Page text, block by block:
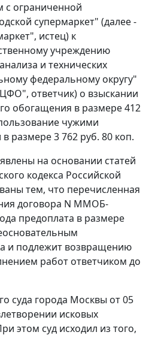
с ограниченной
супермаркет" (далее -
истец) к
учреждению
и технических
федеральному округу"
ответчик) о взыскании
обогащения в размере 412
чужими
размере 3 762 руб. 80 коп.
на основании статей
кодекса Российской
тем, что перечисленная
договора N ММОБ-
предоплата в размере
и подлежит возвращению
работ ответчиком до
суда города Москвы от 05
исковых
этом суд исходил из того,